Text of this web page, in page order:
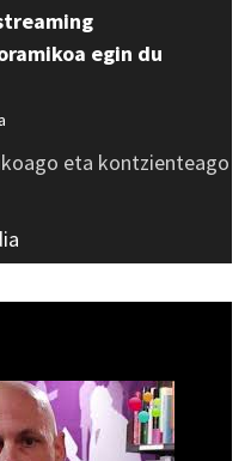
egin du
eta kontzienteago